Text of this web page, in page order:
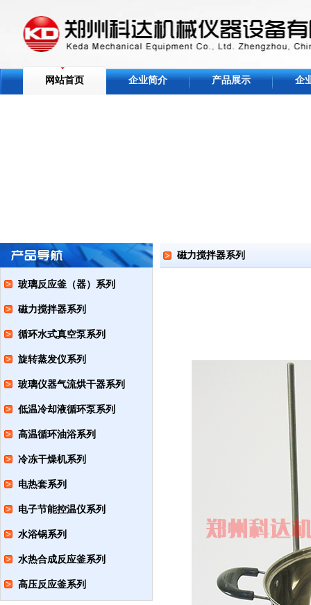
网站首页 企业简介 产品展示 企
磁力搅拌器系列
玻璃反应釜（器）系列
磁力搅拌器系列
循环水式真空泵系列
旋转蒸发仪系列
玻璃仪器气流烘干器系列
低温冷却液循环泵系列
高温循环油浴系列
冷冻干燥机系列
电热套系列
电子节能控温仪系列
水浴锅系列
水热合成反应釜系列
高压反应釜系列